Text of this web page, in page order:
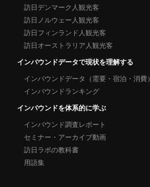
訪日デンマーク人観光客
訪日ノルウェー人観光客
訪日フィンランド人観光客
訪日オーストラリア人観光客
インバウンドデータで現状を理解する
インバウンドデータ（需要・宿泊・消費）
インバウンドランキング
インバウンドを体系的に学ぶ
インバウンド調査レポート
セミナー・アーカイブ動画
訪日ラボの教科書
用語集